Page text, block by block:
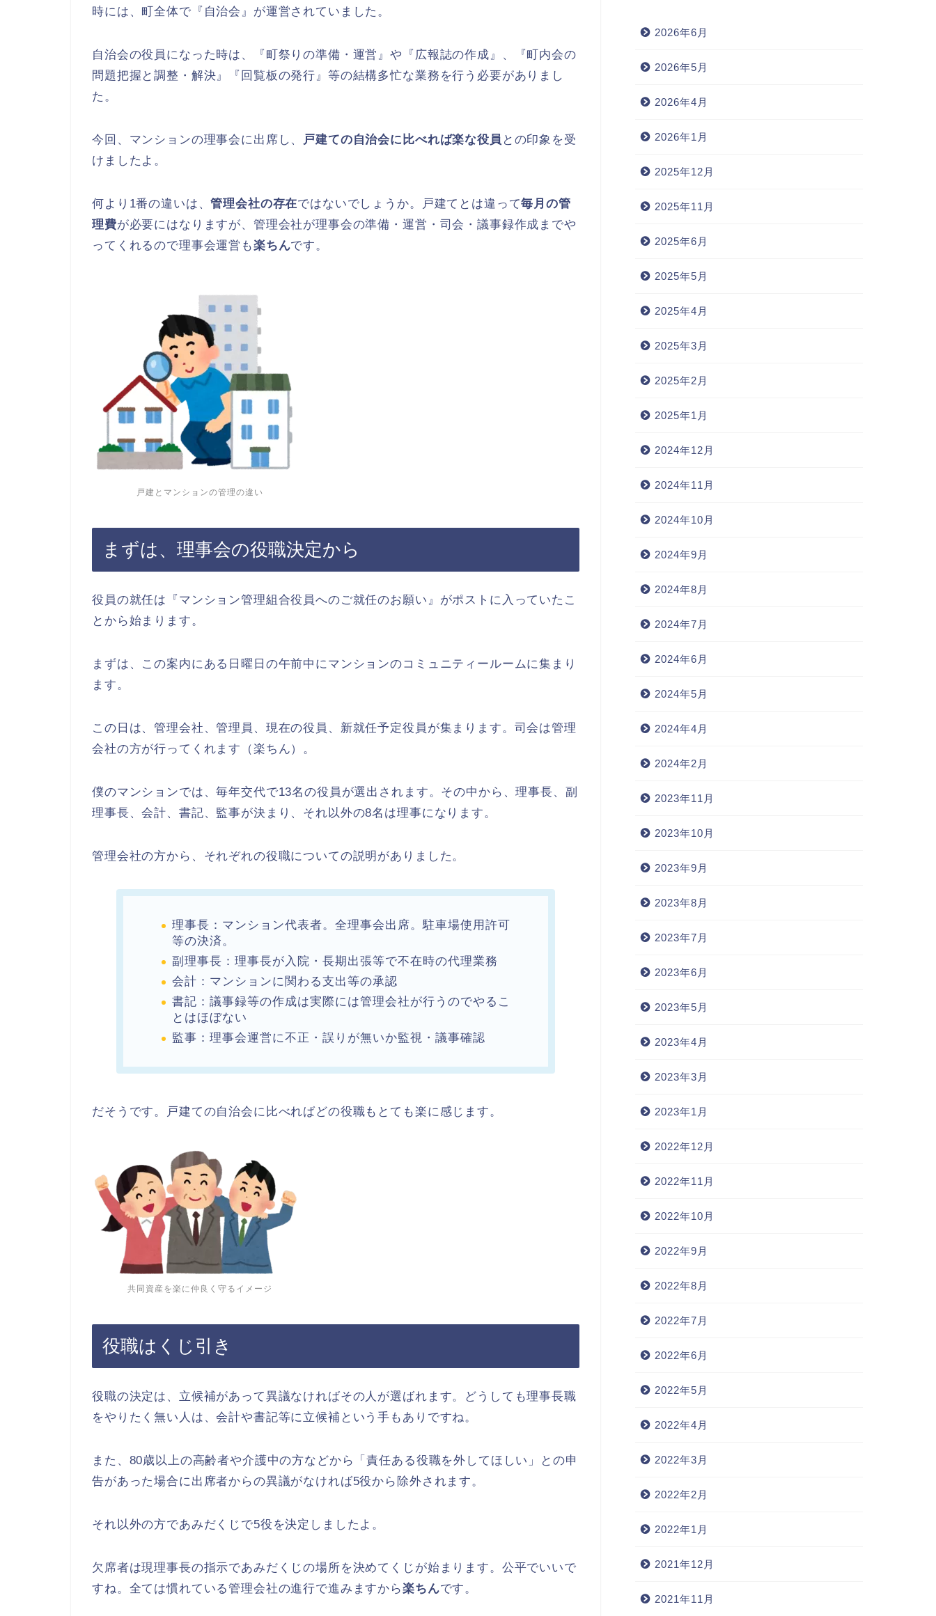
時には、町全体で『自治会』が運営されていました。
自治会の役員になった時は、『町祭りの準備・運営』や『広報誌の作成』、『町内会の
問題把握と調整・解決』『回覧板の発行』等の結構多忙な業務を行う必要がありまし
た。
今回、マンションの理事会に出席し、 戸建ての自治会に比べれば楽な役員 との印象を受
けましたよ。
何より1番の違いは、管理会社の存在ではないでしょうか。戸建てとは違って毎月の管
理費が必要にはなりますが、管理会社が理事会の準備・運営・司会・議事録作成までや
ってくれるので理事会運営も楽ちんです。
戸建とマンションの管理の違い
まずは、理事会の役職決定から
役員の就任は『マンション管理組合役員へのご就任のお願い』がポストに入っていたこ
とから始まります。
まずは、この案内にある日曜日の午前中にマンションのコミュニティールームに集まり
ます。
この日は、管理会社、管理員、現在の役員、新就任予定役員が集まります。司会は管理
会社の方が行ってくれます（楽ちん）。
僕のマンションでは、毎年交代で13名の役員が選出されます。その中から、理事長、副
理事長、会計、書記、監事が決まり、それ以外の8名は理事になります。
管理会社の方から、それぞれの役職についての説明がありました。
理事長：マンション代表者。全理事会出席。駐車場使用許可
等の決済。
副理事長：理事長が入院・長期出張等で不在時の代理業務
会計：マンションに関わる支出等の承認
書記：議事録等の作成は実際には管理会社が行うのでやるこ
とはほぼない
監事：理事会運営に不正・誤りが無いか監視・議事確認
だそうです。戸建ての自治会に比べればどの役職もとても楽に感じます。
共同資産を楽に仲良く守るイメージ
役職はくじ引き
役職の決定は、立候補があって異議なければその人が選ばれます。どうしても理事長職
をやりたく無い人は、会計や書記等に立候補という手もありですね。
また、80歳以上の高齢者や介護中の方などから「責任ある役職を外してほしい」との申
告があった場合に出席者からの異議がなければ5役から除外されます。
それ以外の方であみだくじで5役を決定しましたよ。
欠席者は現理事長の指示であみだくじの場所を決めてくじが始まります。公平でいいで
すね。全ては慣れている管理会社の進行で進みますから楽ちんです。
2026年6月
2026年5月
2026年4月
2026年1月
2025年12月
2025年11月
2025年6月
2025年5月
2025年4月
2025年3月
2025年2月
2025年1月
2024年12月
2024年11月
2024年10月
2024年9月
2024年8月
2024年7月
2024年6月
2024年5月
2024年4月
2024年2月
2023年11月
2023年10月
2023年9月
2023年8月
2023年7月
2023年6月
2023年5月
2023年4月
2023年3月
2023年1月
2022年12月
2022年11月
2022年10月
2022年9月
2022年8月
2022年7月
2022年6月
2022年5月
2022年4月
2022年3月
2022年2月
2022年1月
2021年12月
2021年11月